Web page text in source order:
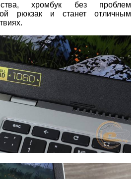
хромбук без проблем
рюкзак и станет отличным